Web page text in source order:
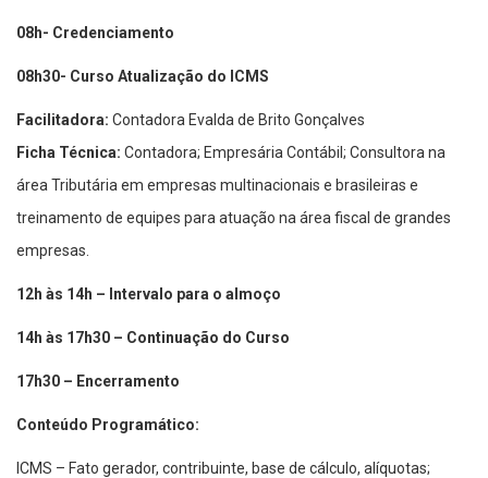
08h- Credenciamento
08h30- Curso Atualização do ICMS
Facilitadora: Contadora Evalda de Brito Gonçalves
Ficha Técnica: Contadora; Empresária Contábil; Consultora na
área Tributária em empresas multinacionais e brasileiras e
treinamento de equipes para atuação na área fiscal de grandes
empresas.
12h às 14h – Intervalo para o almoço
14h às 17h30 – Continuação do Curso
17h30 – Encerramento
Conteúdo Programático:
ICMS – Fato gerador, contribuinte, base de cálculo, alíquotas;